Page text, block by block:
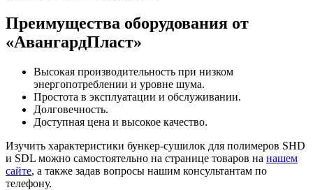
Преимущества оборудования от
«АвангардПласт»
Высокая производительность при низком
энергопотреблении и уровне шума.
Простота в эксплуатации и обслуживании.
Долговечность.
Доступная цена и высокое качество.
Изучить характеристики бункер-сушилок для полимеров SHD
и SDL можно самостоятельно на странице товаров на нашем
сайте, а также задав вопросы нашим консультантам по
телефону.